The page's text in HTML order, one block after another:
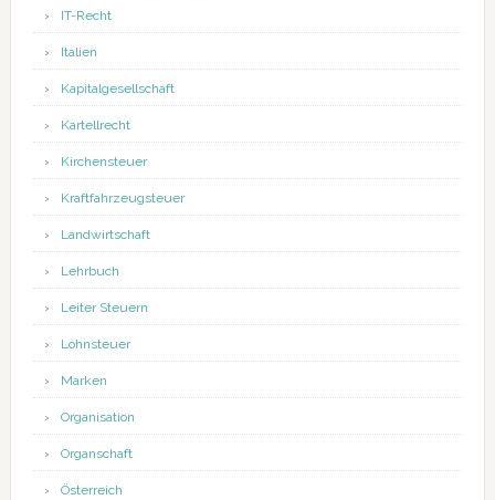
IT-Recht
Italien
Kapitalgesellschaft
Kartellrecht
Kirchensteuer
Kraftfahrzeugsteuer
Landwirtschaft
Lehrbuch
Leiter Steuern
Lohnsteuer
Marken
Organisation
Organschaft
Österreich